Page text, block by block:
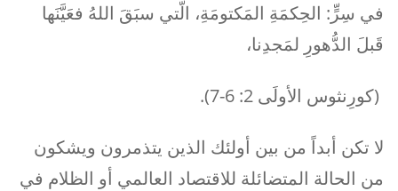
في سِرٍّ: الحِكمَةِ المَكتومَةِ، الّتي سبَقَ اللهُ فعَيَّنَها
قَبلَ الدُّهورِ لمَجدِنا،
(كورِنثوس الأولَى 2: 6-7).
لا تكن أبداً من بين أولئك الذين يتذمرون ويشكون
من الحالة المتضائلة للاقتصاد العالمي أو الظلام في